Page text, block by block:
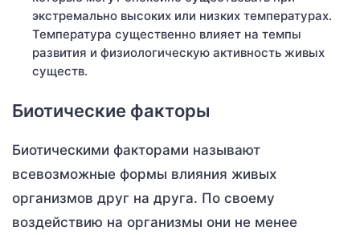
экстремально высоких или низких температурах.
Температура существенно влияет на темпы
развития и физиологическую активность живых
существ.
Биотические факторы
Биотическими факторами называют
всевозможные формы влияния живых
организмов друг на друга. По своему
воздействию на организмы они не менее